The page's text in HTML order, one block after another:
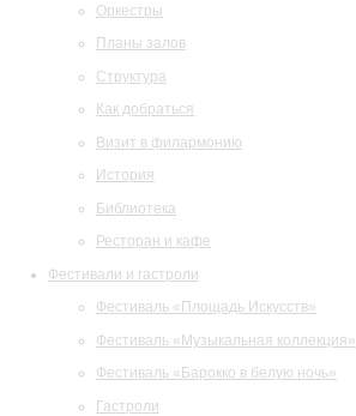
Оркестры
Планы залов
Структура
Как добраться
Визит в филармонию
История
Библиотека
Ресторан и кафе
Фестивали и гастроли
Фестиваль «Площадь Искусств»
Фестиваль «Музыкальная коллекция»
Фестиваль «Барокко в белую ночь»
Гастроли